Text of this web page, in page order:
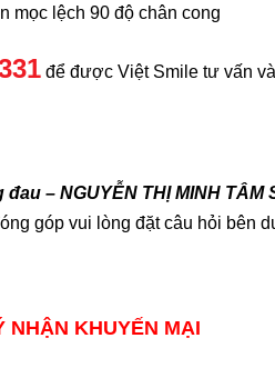
mọc lệch 90 độ chân cong
để được Việt Smile tư vấn
– NGUYỄN THỊ MINH TÂM
góp vui lòng đặt câu hỏi bên
NHẬN KHUYẾN MẠI